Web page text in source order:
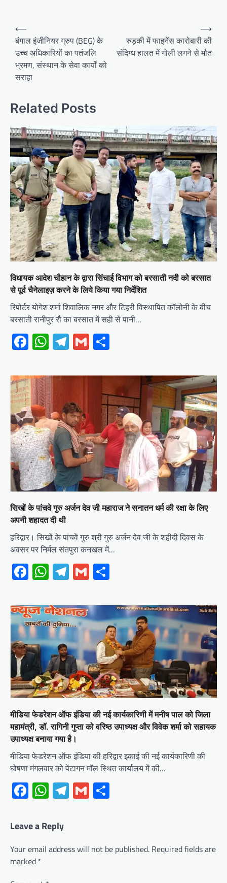
Post
navigation
⟵
बंगाल इंजीनियर ग्रुप (BEG) के
उच्च अधिकारियों का पतंजलि
भ्रमण, संस्थान के सेवा कार्यों को
सराहा
रुड़की में फाइनेंस कारोबारी की
संदिग्ध हालत में गोली लगने से मौत
⟶
Related Posts
विधायक आदेश चौहान के द्वारा सिंचाई विभाग को बरसाती नदी को बरसात
से पूर्व चैनेलाइज़ करने के लिये किया गया निर्देशित
रिपोर्टर योगेश शर्मा शिवालिक नगर और टिहरी विस्थापित कॉलोनी के बीच
बरसाती रानीपुर रौ का बरसात में सही से पानी…
Facebook
WhatsApp
Telegram
Gmail
सिखों के पांचवे गुरु अर्जन देव जी महाराज ने सनातन धर्म की रक्षा के लिए
अपनी शहादत दी थी
हरिद्वार। सिखों के पांचवें गुरु श्री गुरु अर्जन देव जी के शहीदी दिवस के
अवसर पर निर्मल संतपुरा कनखल में…
Facebook
WhatsApp
Telegram
Gmail
मीडिया फेडरेशन ऑफ इंडिया की नई कार्यकारिणी में मनीष पाल को जिला
महामंत्री, डॉ. रागिनी गुप्ता को वरिष्ठ उपाध्यक्ष और विवेक शर्मा को सहायक
उपाध्यक्ष बनाया गया है।
मीडिया फेडरेशन ऑफ इंडिया की हरिद्वार इकाई की नई कार्यकारिणी की
घोषणा मंगलवार को पेंटागन मॉल स्थित कार्यालय में की…
Facebook
WhatsApp
Telegram
Gmail
Leave a Reply
Your email address will not be published. Required fields are
marked *